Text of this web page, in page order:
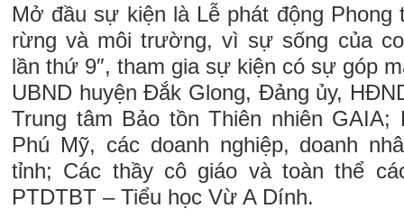
Mở đầu sự kiện là Lễ phát động Phong
rừng và môi trường, vì sự sống của
lần thứ 9″, tham gia sự kiện có sự góp
UBND huyện Đắk Glong, Đảng ủy,
Trung tâm Bảo tồn Thiên nhiên GAIA;
Phú Mỹ, các doanh nghiệp, doanh
tỉnh; Các thầy cô giáo và toàn thể
PTDTBT – Tiểu học Vừ A Dính.